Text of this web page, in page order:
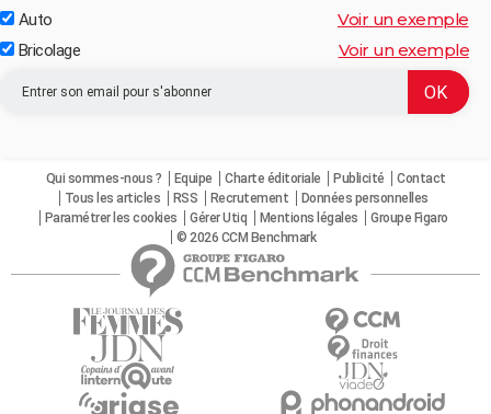
Auto Voir un exemple
Bricolage Voir un exemple
Qui sommes-nous ? Equipe Charte éditoriale Publicité
Contact
Tous les articles
RSS Recrutement
Données personnelles
Paramétrer les cookies
Gérer Utiq Mentions légales
Groupe Figaro
© 2026 CCM Benchmark